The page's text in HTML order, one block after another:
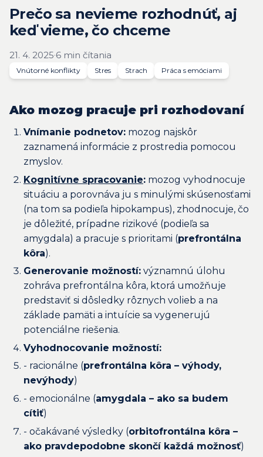
Prečo sa nevieme rozhodnúť, aj
keď vieme, čo chceme
21. 4. 2025·6 min čítania
Vnútorné konflikty Stres Strach Práca s emóciami
Ako mozog pracuje pri rozhodovaní
Vnímanie podnetov: mozog najskôr
zaznamená informácie z prostredia pomocou
zmyslov.
Kognitívne spracovanie: mozog vyhodnocuje
situáciu a porovnáva ju s minulými skúsenosťami
(na tom sa podieľa hipokampus), zhodnocuje, čo
je dôležité, prípadne rizikové (podieľa sa
amygdala) a pracuje s prioritami (prefrontálna
kôra).
Generovanie možností: významnú úlohu
zohráva prefrontálna kôra, ktorá umožňuje
predstaviť si dôsledky rôznych volieb a na
základe pamäti a intuície sa vygenerujú
potenciálne riešenia.
Vyhodnocovanie možností:
- racionálne (prefrontálna kôra – výhody,
nevýhody)
- emocionálne (amygdala – ako sa budem
cítiť)
- očakávané výsledky (orbitofrontálna kôra –
ako pravdepodobne skončí každá možnosť)